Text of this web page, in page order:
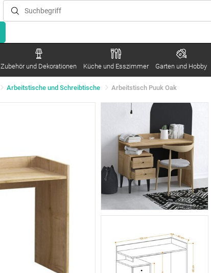
Zubehör und Dekorationen Küche und Esszimmer Garten und Hobby
Arbeitstische und Schreibtische Arbeitstisch Puuk Oak